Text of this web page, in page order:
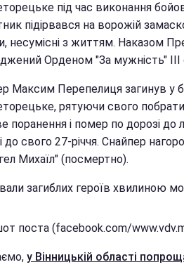
під час виконання
підірвався на ворожій
несумісні з життям. Наказом
Орденом "За мужність" III
Максим Перепелиця загинув у
рятуючи свого
поранення і помер по дорозі до
до свого 27-річчя. Снайпер
Михаїл" (посмертно).
загиблих героїв хвилиною
поста (facebook.com/
у Вінницькій області